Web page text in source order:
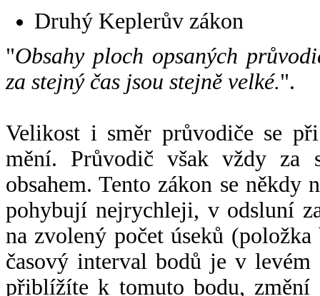
Druhý Keplerův zákon
"Obsahy ploch opsaných
za stejný čas jsou stejně velké.".
Velikost i směr průvodiče se
mění. Průvodič však vždy za
obsahem. Tento zákon se někdy
pohybují nejrychleji, v odsluní
na zvolený počet úseků
časový interval bodů je v
přiblížíte k tomuto bodu,